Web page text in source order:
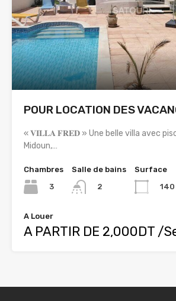
POUR LOCATION DES
« 𝐕𝐈𝐋𝐋𝐀 𝐅𝐑𝐄𝐃 » Une belle villa avec
Midoun,…
Chambres
3
Salle de bains
2
Surface
140
A Louer
A PARTIR DE 2,000DT /